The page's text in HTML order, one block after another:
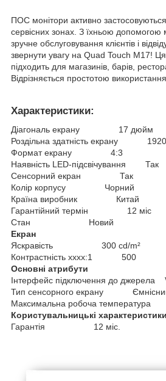
ПОС монітори активно застосовуються
сервісних зонах. З їхньою допомогою
зручне обслуговування клієнтів і
звернути увагу на Quad Touch M17!
підходить для магазинів, барів,
Відрізняється простотою
Характеристики:
Діагональ екрану 17 дюйм
Роздільна здатність екрану
Формат екрану 4:3
Наявність LED-підсвічування Так
Сенсорний екран Так
Колір корпусу Чорний
Країна виробник Китай
Гарантійний термін 12 міс
Стан Новий
Екран
Яскравість 300 cd/m²
Контрастність хххх:1 500
Основні атрибути
Інтерфейс підключення до джерела
Тип сенсорного екрану
Максимальна робоча температура
Користувальницькі характеристики
Гарантія 12 міс.